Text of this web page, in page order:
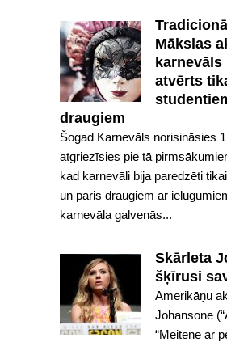
Mākslas
karnevāls
atvērts
draugiem
Šogad Karnevāls norisināsies
atgriezīsies pie tā
kad karnevāli bija paredzēti
un pāris draugiem ar
karnevāla galvenās...
Skārleta
šķīrusi
Amerikāņu
Johansone
“Meitene ar